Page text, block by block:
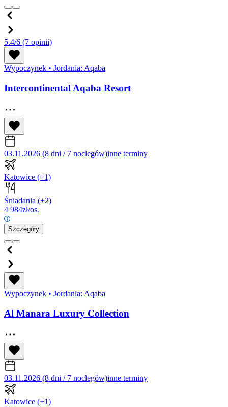
5.4/6 (7 opinii)
Wypoczynek • Jordania: Aqaba
Intercontinental Aqaba Resort
03.11.2026 (8 dni / 7 noclegów)inne terminy
Katowice (+1)
Śniadania (+2)
4 984zł/os.
Szczegóły
Wypoczynek • Jordania: Aqaba
Al Manara Luxury Collection
03.11.2026 (8 dni / 7 noclegów)inne terminy
Katowice (+1)